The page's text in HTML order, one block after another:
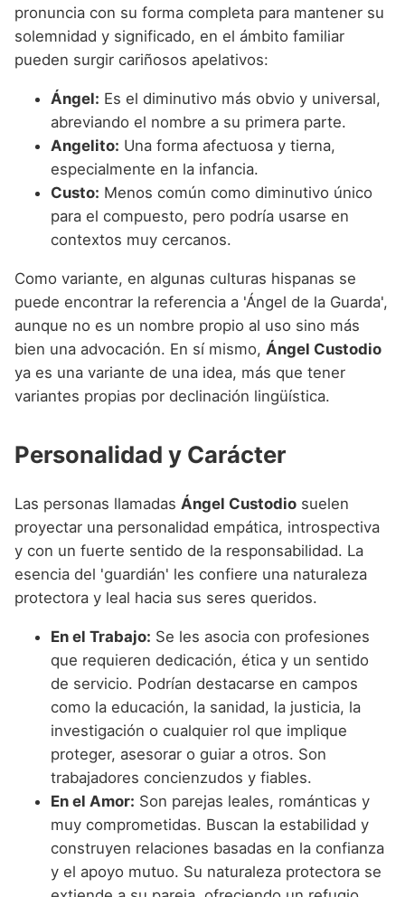
pronuncia con su forma completa para mantener su
solemnidad y significado, en el ámbito familiar
pueden surgir cariñosos apelativos:
Ángel: Es el diminutivo más obvio y universal,
abreviando el nombre a su primera parte.
Angelito: Una forma afectuosa y tierna,
especialmente en la infancia.
Custo: Menos común como diminutivo único
para el compuesto, pero podría usarse en
contextos muy cercanos.
Como variante, en algunas culturas hispanas se
puede encontrar la referencia a 'Ángel de la Guarda',
aunque no es un nombre propio al uso sino más
bien una advocación. En sí mismo, Ángel Custodio
ya es una variante de una idea, más que tener
variantes propias por declinación lingüística.
Personalidad y Carácter
Las personas llamadas Ángel Custodio suelen
proyectar una personalidad empática, introspectiva
y con un fuerte sentido de la responsabilidad. La
esencia del 'guardián' les confiere una naturaleza
protectora y leal hacia sus seres queridos.
En el Trabajo: Se les asocia con profesiones
que requieren dedicación, ética y un sentido
de servicio. Podrían destacarse en campos
como la educación, la sanidad, la justicia, la
investigación o cualquier rol que implique
proteger, asesorar o guiar a otros. Son
trabajadores concienzudos y fiables.
En el Amor: Son parejas leales, románticas y
muy comprometidas. Buscan la estabilidad y
construyen relaciones basadas en la confianza
y el apoyo mutuo. Su naturaleza protectora se